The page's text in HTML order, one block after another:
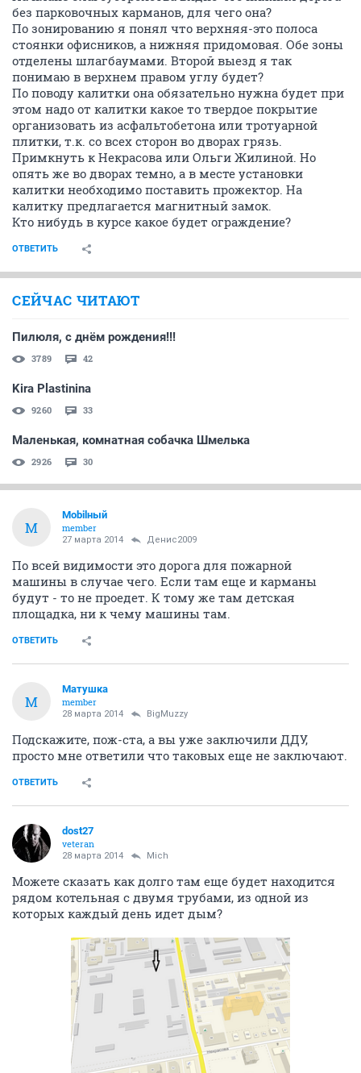
без парковочных карманов, для чего она?
По зонированию я понял что верхняя-это полоса
стоянки офисников, а нижняя придомовая. Обе зоны
отделены шлагбаумами. Второй выезд я так
понимаю в верхнем правом углу будет?
По поводу калитки она обязательно нужна будет при
этом надо от калитки какое то твердое покрытие
организовать из асфальтобетона или тротуарной
плитки, т.к. со всех сторон во дворах грязь.
Примкнуть к Некрасова или Ольги Жилиной. Но
опять же во дворах темно, а в месте установки
калитки необходимо поставить прожектор. На
калитку предлагается магнитный замок.
Кто нибудь в курсе какое будет ограждение?
ОТВЕТИТЬ
СЕЙЧАС ЧИТАЮТ
Пилюля, с днём рождения!!!
3789 42
Kira Plastinina
9260 33
Маленькая, комнатная собачка Шмелька
2926 30
M
Mobilный
member
27 марта 2014 Денис2009
По всей видимости это дорога для пожарной
машины в случае чего. Если там еще и карманы
будут - то не проедет. К тому же там детская
площадка, ни к чему машины там.
ОТВЕТИТЬ
М
Матушка
member
28 марта 2014 BigMuzzy
Подскажите, пож-ста, а вы уже заключили ДДУ,
просто мне ответили что таковых еще не заключают.
ОТВЕТИТЬ
dost27
veteran
28 марта 2014 Mich
Можете сказать как долго там еще будет находится
рядом котельная с двумя трубами, из одной из
которых каждый день идет дым?